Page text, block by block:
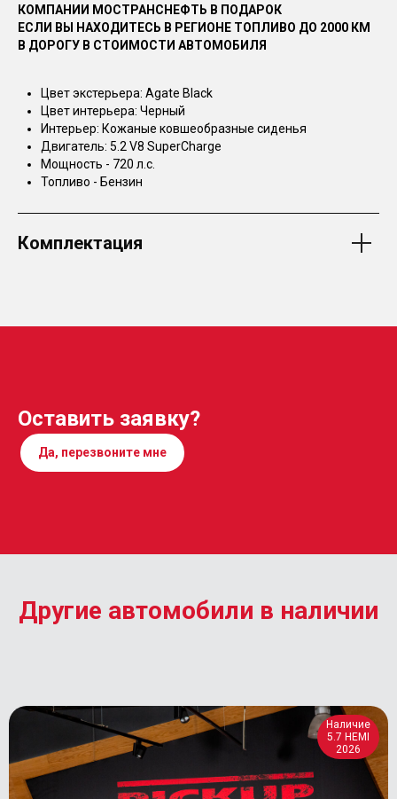
КОМПАНИИ МОСТРАНСНЕФТЬ В ПОДАРОК
ЕСЛИ ВЫ НАХОДИТЕСЬ В РЕГИОНЕ ТОПЛИВО ДО 2000 КМ
В ДОРОГУ В СТОИМОСТИ АВТОМОБИЛЯ
Цвет экстерьера: Agate Black
Цвет интерьера: Черный
Интерьер: Кожаные ковшеобразные сиденья
Двигатель: 5.2 V8 SuperCharge
Мощность - 720 л.с.
Топливо - Бензин
Комплектация
Оставить заявку?
Да, перезвоните мне
Другие автомобили в наличии
Наличие
5.7 HEMI
2026